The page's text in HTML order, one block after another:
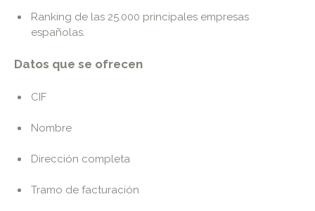
Ranking de las 25.000 principales empresas
españolas.
Datos que se ofrecen
CIF
Nombre
Dirección completa
Tramo de facturación